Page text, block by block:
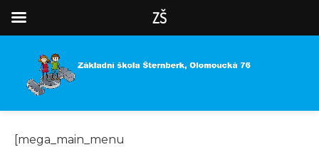
[mega_main_menu
ZŠ